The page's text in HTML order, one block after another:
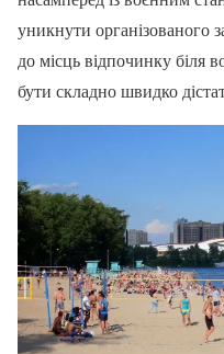
уникнути організованого
до місць відпочинку біля
бути складно швидко